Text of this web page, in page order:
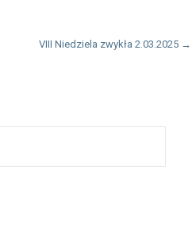
VIII Niedziela zwykła 2.03.2025 →